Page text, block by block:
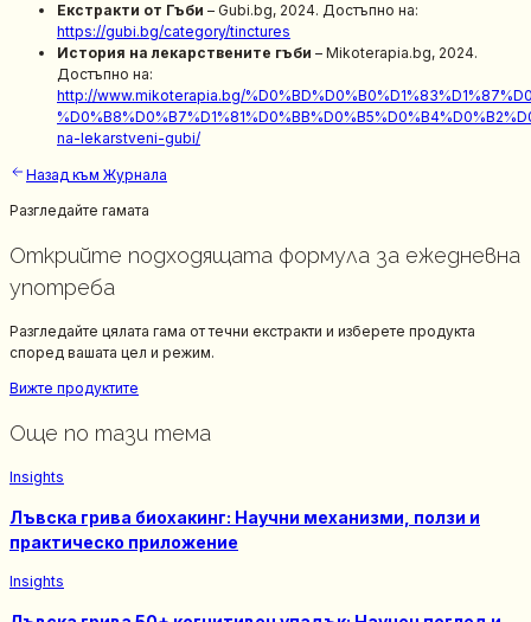
Екстракти от Гъби – Gubi.bg, 2024. Достъпно на:
https://gubi.bg/category/tinctures
История на лекарствените гъби – Mikoterapia.bg, 2024.
Достъпно на:
http://www.mikoterapia.bg/
na-lekarstveni-gubi/
Назад към Журнала
Разгледайте гамата
Открийте подходящата формула за ежедневна
употреба
Разгледайте цялата гама от течни екстракти и изберете продукта
според вашата цел и режим.
Вижте продуктите
Още по тази тема
Insights
Лъвска грива биохакинг: Научни механизми, ползи и
практическо приложение
Insights